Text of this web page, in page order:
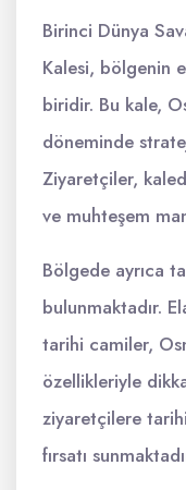
Birinci Dünya
Kalesi, bölgenin
biridir. Bu kale,
döneminde
Ziyaretçiler,
ve muhteşem
Bölgede ayrıca
bulunmaktadır.
tarihi camiler,
özellikleriyle
ziyaretçilere
fırsatı